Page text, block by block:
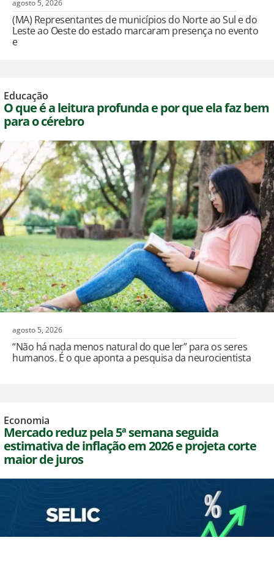
agosto 5, 2026
(MA) Representantes de municípios do Norte ao Sul e do
Leste ao Oeste do estado marcaram presença no evento
e
Educação
O que é a leitura profunda e por que ela faz bem
para o cérebro
agosto 5, 2026
“Não há nada menos natural do que ler” para os seres
humanos. É o que aponta a pesquisa da neurocientista
Economia
Mercado reduz pela 5ª semana seguida
estimativa de inflação em 2026 e projeta corte
maior de juros